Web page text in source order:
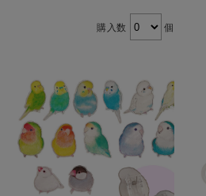
購入数 個